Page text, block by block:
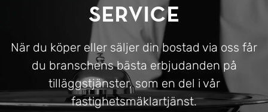
Service
När du köper eller säljer din bostad via oss får
du branschens bästa erbjudanden på
tilläggstjänster, som en del i vår
fastighetsmäklartjänst.